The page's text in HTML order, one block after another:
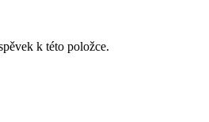
k této položce.